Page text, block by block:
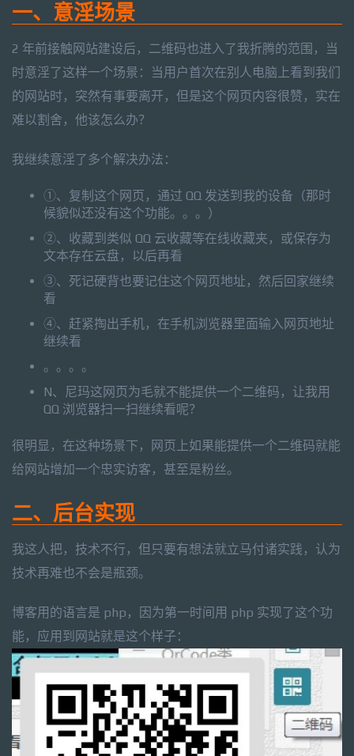
一、意淫场景
2 年前接触网站建设后，二维码也进入了我折腾的范围，当
时意淫了这样一个场景：当用户首次在别人电脑上看到我们
的网站时，突然有事要离开，但是这个网页内容很赞，实在
难以割舍，他该怎么办？
我继续意淫了多个解决办法：
①、复制这个网页，通过 QQ 发送到我的设备（那时
候貌似还没有这个功能。。。）
②、收藏到类似 QQ 云收藏等在线收藏夹，或保存为
文本存在云盘，以后再看
③、死记硬背也要记住这个网页地址，然后回家继续
看
④、赶紧掏出手机，在手机浏览器里面输入网页地址
继续看
。。。。
N、尼玛这网页为毛就不能提供一个二维码，让我用
QQ 浏览器扫一扫继续看呢？
很明显，在这种场景下，网页上如果能提供一个二维码就能
给网站增加一个忠实访客，甚至是粉丝。
二、后台实现
我这人把，技术不行，但只要有想法就立马付诸实践，认为
技术再难也不会是瓶颈。
博客用的语言是 php，因为第一时间用 php 实现了这个功
能，应用到网站就是这个样子：